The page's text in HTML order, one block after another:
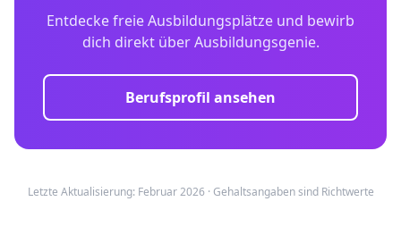
Entdecke freie Ausbildungsplätze und bewirb
dich direkt über Ausbildungsgenie.
Berufsprofil ansehen
Letzte Aktualisierung: Februar 2026 · Gehaltsangaben sind Richtwerte